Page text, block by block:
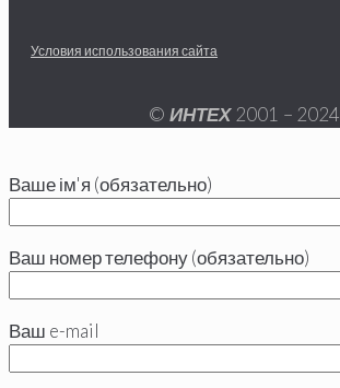
Условия использования сайта
© ИНТЕХ 2001 – 2024
Ваше ім'я (обязательно)
Ваш номер телефону (обязательно)
Ваш e-mail